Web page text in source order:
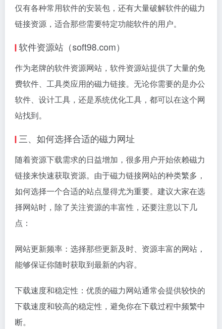
仅有各种常用软件的安装包，还有大量破解软件的磁力
链接资源，适合那些需要特定功能软件的用户。
软件资源站（soft98.com）
作为老牌的软件资源网站，软件资源站提供了大量的免
费软件、工具类应用的磁力链接。无论你需要的是办公
软件、设计工具，还是系统优化工具，都可以在这个网
站找到。
三、如何选择合适的磁力网址
随着资源下载需求的日益增加，很多用户开始依赖磁力
链接来快速获取资源。由于磁力链接网站的种类繁多，
如何选择一个合适的站点显得尤为重要。建议大家在选
择网站时，除了关注资源的丰富性，还要注意以下几
点：
网站更新频率：选择那些更新及时、资源丰富的网站，
能够保证你随时获取到最新的内容。
下载速度和稳定性：优质的磁力网站通常会提供较快的
下载速度和较高的稳定性，避免你在下载过程中频繁中
断。